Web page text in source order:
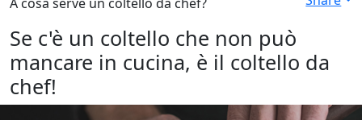
Se c'è un coltello che non può
mancare in cucina, è il coltello da
chef!